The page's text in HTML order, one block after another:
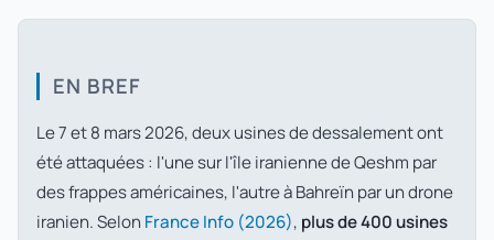
EN BREF
Le 7 et 8 mars 2026, deux usines de dessalement ont
été attaquées : l'une sur l'île iranienne de Qeshm par
des frappes américaines, l'autre à Bahreïn par un drone
iranien. Selon France Info (2026), plus de 400 usines